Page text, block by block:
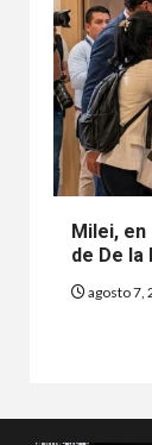
Milei, en
de De la
agosto 7,